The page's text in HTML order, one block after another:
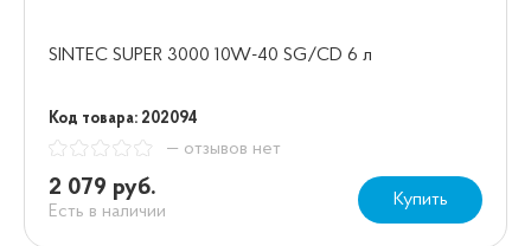
SINTEC SUPER 3000 10W-40 SG/CD 6 л
Код товара: 202094
— отзывов нет
2 079 руб.
Есть в наличии
Купить